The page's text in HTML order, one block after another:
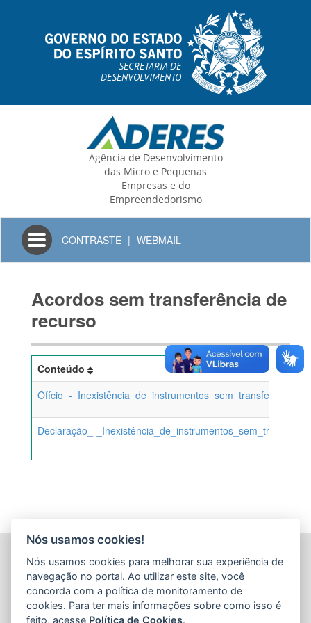
SECRETARIA DE
DESENVOLVIMENTO
Agência de Desenvolvimento
das Micro e Pequenas
Empresas e do
Empreendedorismo
Toggle
navigation
CONTRASTE | WEBMAIL
Acordos sem transferência de
recurso
Conteúdo
Ofício_-
Declaração_-
AGÊNCIA DE DESENVOLVIMENTO DAS MICRO E
PEQUENAS EMPRESAS E DO EMPREENDEDORISMO
(ADERES)
Av. Nossa Sra. da Penha, 714 - Edifício RS Trade Tower - 5º
Andar - Praia do Canto
Nós usamos cookies!
Nós usamos cookies para melhorar sua experiência de
navegação no portal. Ao utilizar este site, você
concorda com a política de monitoramento de
cookies. Para ter mais informações sobre como isso é
feito, acesse Política de Cookies.